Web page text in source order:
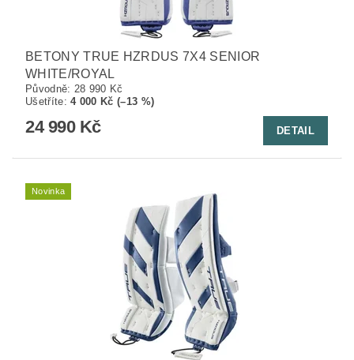
BETONY TRUE HZRDUS 7X4 SENIOR
WHITE/ROYAL
Původně: 28 990 Kč
Ušetříte:4 000 Kč (–13 %)
24 990 Kč DETAIL
Novinka